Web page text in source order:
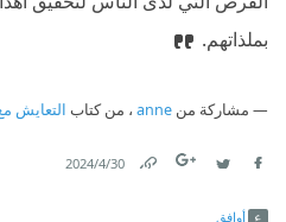
بملذاتهم.
مشاركة من anne ، من كتاب التعايش
30‏/4‏/2024
أوافق